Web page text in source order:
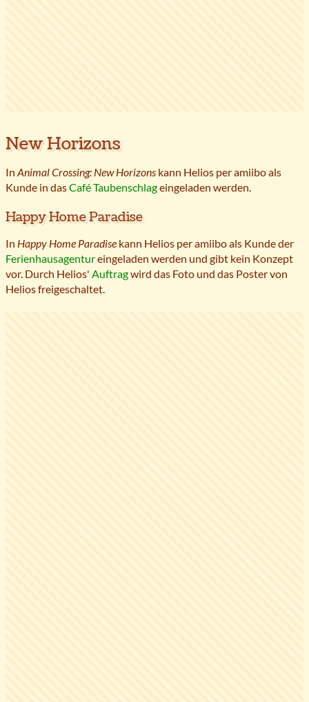
New Horizons
In Animal Crossing: New Horizons kann Helios per amiibo als
Kunde in dasCafé Taubenschlageingeladen werden.
Happy Home Paradise
In Happy Home Paradise kann Helios per amiibo als Kunde der
Ferienhausagentureingeladen werden und gibt kein Konzept
vor. Durch Helios' Auftragwird das Foto und das Poster von
Helios freigeschaltet.